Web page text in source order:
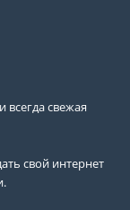
всегда свежая
свой интернет